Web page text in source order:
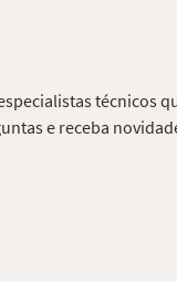
técnicos
e receba